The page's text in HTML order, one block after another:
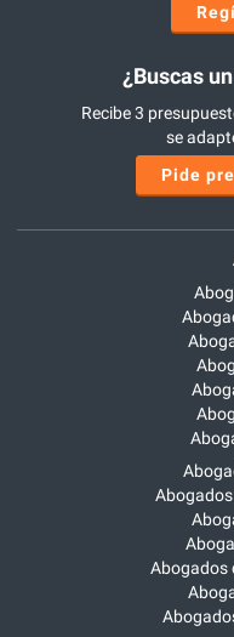
¿Buscas
Recibe 3
se
Pide
Abogados